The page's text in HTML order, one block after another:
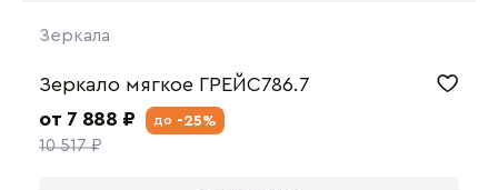
Зеркала
Зеркало мягкое ГРЕЙС786.7
от 7 888 ₽
10 517 ₽
до -25%